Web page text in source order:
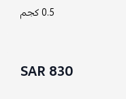
0.5 كجم
830 SAR